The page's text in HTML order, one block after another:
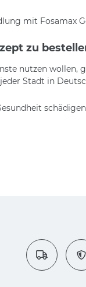
mit Fosamax
zu
nutzen wollen,
Stadt in